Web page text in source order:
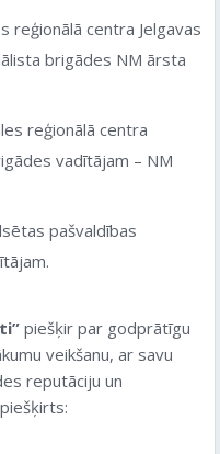
reģionālā centra Jelgavas
brigādes NM ārsta
reģionālā centra
vadītājam – NM
pašvaldības
piešķir par godprātīgu
veikšanu, ar savu
reputāciju un